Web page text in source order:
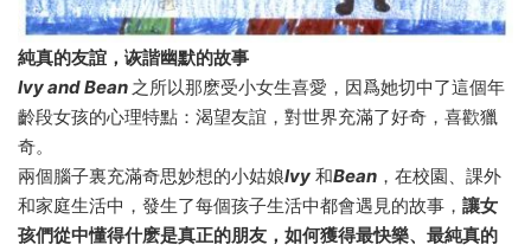
純真的友誼，诙諧幽默的故事
Ivy and Bean 之所以那麽受小女生喜愛，因爲她切中了這個年
齡段女孩的心理特點：渴望友誼，對世界充滿了好奇，喜歡獵
奇。
兩個腦子裏充滿奇思妙想的小姑娘Ivy 和Bean ，在校園、課外
和家庭生活中，發生了每個孩子生活中都會遇見的故事， 讓女
孩們從中懂得什麽是真正的朋友，如何獲得最快樂、最純真的